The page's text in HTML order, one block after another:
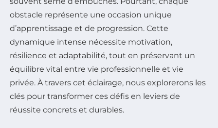
obstacle représente une occasion unique
d’apprentissage et de progression. Cette
dynamique intense nécessite motivation,
résilience et adaptabilité, tout en préservant un
équilibre vital entre vie professionnelle et vie
privée. À travers cet éclairage, nous explorerons les
clés pour transformer ces défis en leviers de
réussite concrets et durables.